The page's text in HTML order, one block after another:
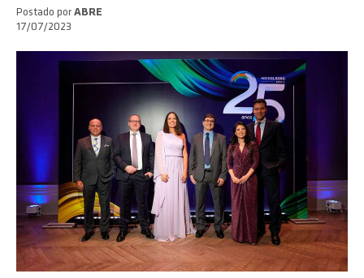
Postado por ABRE
17/07/2023